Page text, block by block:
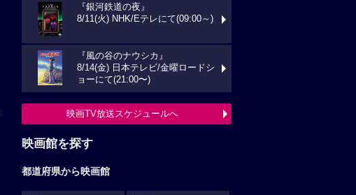
『銀河鉄道の夜』
8/11(火) NHK/Eテレにて(09:00～)
『風の谷のナウシカ』
8/14(金) 日本テレビ/金曜ロードシ
ョーにて(21:00〜)
映画TV放送スケジュールへ
映画館を探す
都道府県から映画館